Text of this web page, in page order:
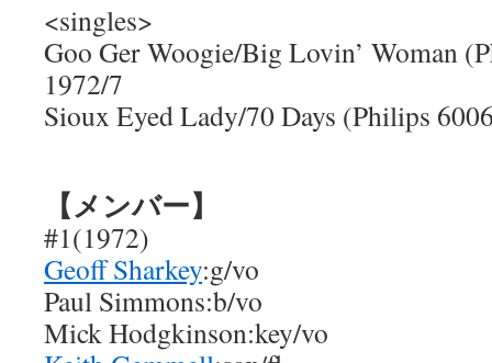
<singles>
Goo Ger Woogie/Big Lovin’ Woman
1972/7
Sioux Eyed Lady/70 Days (Philips
【メンバー】
#1(1972)
Geoff Sharkey:g/vo
Paul Simmons:b/vo
Mick Hodgkinson:key/vo